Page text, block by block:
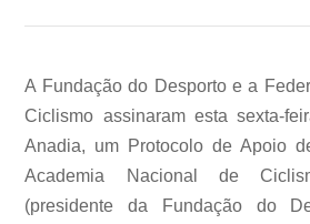
A Fundação do Desporto e a
Ciclismo assinaram esta sexta-
Anadia, um Protocolo de Apoio
Academia Nacional de
(presidente da Fundação do